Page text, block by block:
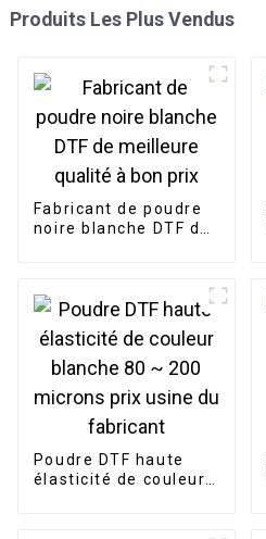
Produits Les Plus Vendus
Fabricant de poudre
noire blanche DTF de
Poudre DTF haute
élasticité de couleur